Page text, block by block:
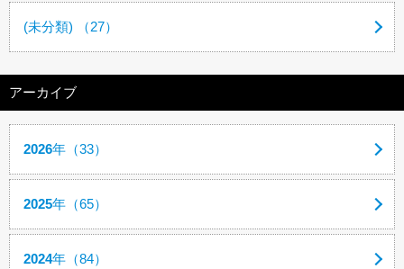
(未分類) （27）
アーカイブ
2026年（33）
2025年（65）
2024年（84）